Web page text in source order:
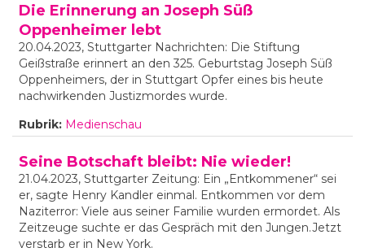
Die Erinnerung an Joseph Süß
Oppenheimer lebt
20.04.2023, Stuttgarter Nachrichten: Die Stiftung
Geißstraße erinnert an den 325. Geburtstag Joseph Süß
Oppenheimers, der in Stuttgart Opfer eines bis heute
nachwirkenden Justizmordes wurde.
Rubrik: Medienschau
Seine Botschaft bleibt: Nie wieder!
21.04.2023, Stuttgarter Zeitung: Ein „Entkommener“ sei
er, sagte Henry Kandler einmal. Entkommen vor dem
Naziterror: Viele aus seiner Familie wurden ermordet. Als
Zeitzeuge suchte er das Gespräch mit den Jungen.Jetzt
verstarb er in New York.